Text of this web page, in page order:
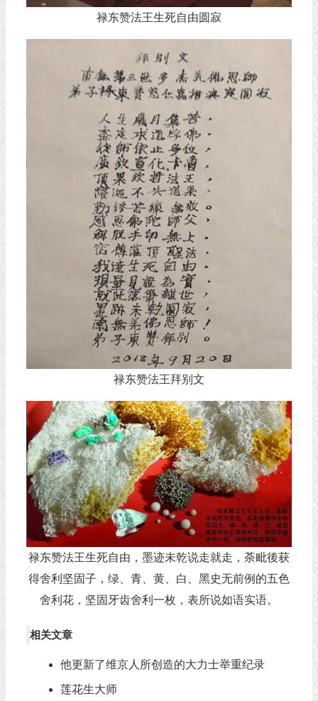
禄东赞法王生死自由圆寂
禄东赞法王拜别文
禄东赞法王生死自由，墨迹未乾说走就走，荼毗後获
得舍利坚固子，绿、青、黄、白、黑史无前例的五色
舍利花，坚固牙齿舍利一枚，表所说如语实语。
相关文章
他更新了维京人所创造的大力士举重纪录
莲花生大师